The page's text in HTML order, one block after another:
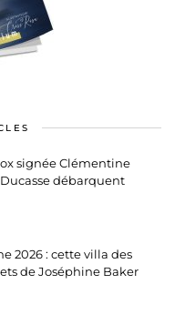
signée Clémentine
débarquent
2026 : cette villa des
de Joséphine Baker